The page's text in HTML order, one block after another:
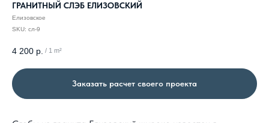
ГРАНИТНЫЙ СЛЭБ ЕЛИЗОВСКИЙ
Елизовское
SKU: cл-9
4 200 р. / 1 m²
Заказать расчет своего проекта